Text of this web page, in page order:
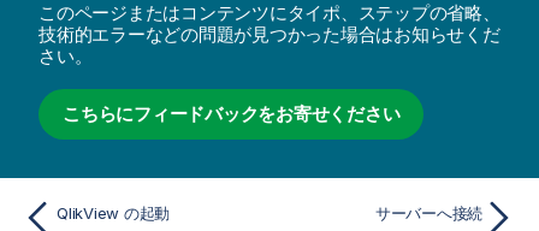
このページまたはコンテンツにタイポ、ステップの省略、
技術的エラーなどの問題が見つかった場合はお知らせくだ
さい。
こちらにフィードバックをお寄せください
QlikView の起動 サーバーへ接続